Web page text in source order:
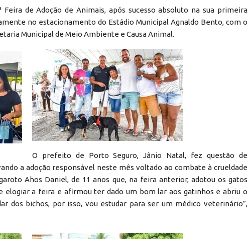
Feira de Adoção de Animais, após sucesso absoluto na sua primeira
no estacionamento do Estádio Municipal Agnaldo Bento, com o
Municipal de Meio Ambiente e Causa Animal.
O prefeito de Porto Seguro, Jânio Natal, fez questão de
a adoção responsável neste mês voltado ao combate à crueldade
Ahos Daniel, de 11 anos que, na feira anterior, adotou os gatos
elogiar a feira e afirmou ter dado um bom lar aos gatinhos e abriu o
dos bichos, por isso, vou estudar para ser um médico veterinário”,